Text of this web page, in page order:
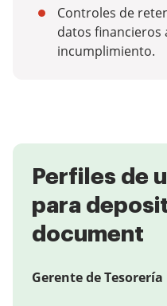
Controles de
datos financieros
incumplimiento.
Perfiles de
para
document
Gerente de Tesorería